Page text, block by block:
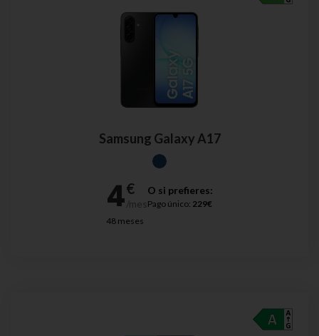
Samsung Galaxy A17
48 meses
O si prefieres:
Pago único: 229€